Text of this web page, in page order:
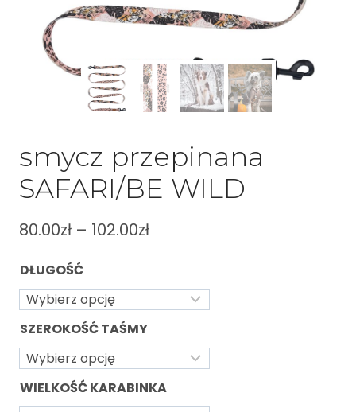
smycz przepinana
SAFARI/BE WILD
80.00zł – 102.00zł
DŁUGOŚĆ
SZEROKOŚĆ TAŚMY
WIELKOŚĆ KARABINKA